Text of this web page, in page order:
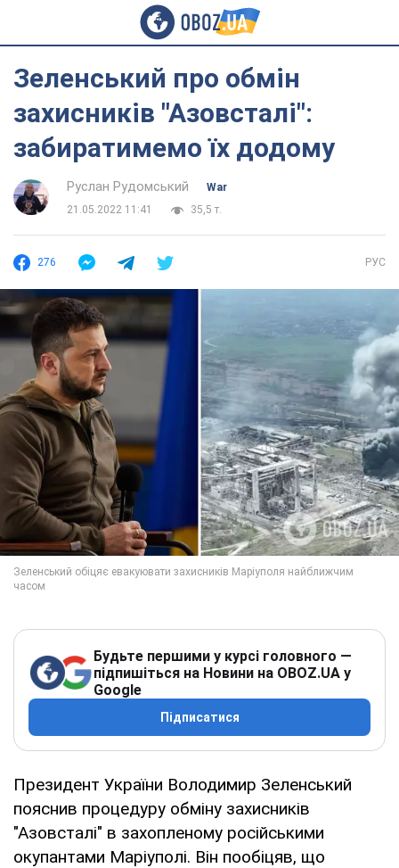
Зеленський про обмін
захисників "Азовсталі":
забиратимемо їх додому
Руслан Рудомський
War
21.05.2022 11:41
35,5 т.
276 РУС
Будьте першими у курсі головного —
підпишіться на Новини на OBOZ.UA у
Google
Підписатися
Президент України Володимир Зеленський
пояснив процедуру обміну захисників
"Азовсталі" в захопленому російськими
окупантами Маріуполі. Він пообіцяв, що